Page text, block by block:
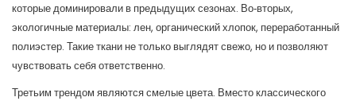
которые доминировали в предыдущих сезонах. Во‑вторых,
экологичные материалы: лен, органический хлопок, переработанный
полиэстер. Такие ткани не только выглядят свежо, но и позволяют
чувствовать себя ответственно.
Третьим трендом являются смелые цвета. Вместо классического